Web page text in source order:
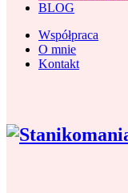
BLOG
Współpraca
O mnie
Kontakt